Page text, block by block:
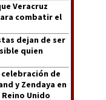
Veracruz
combatir el
dejan de ser
quien
de
y Zendaya en
Unido